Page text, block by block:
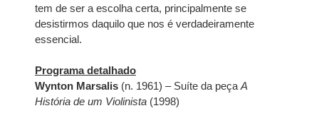
tem de ser a escolha certa, principalmente se
desistirmos daquilo que nos é verdadeiramente
essencial.
Programa detalhado
Wynton Marsalis(n. 1961) – Suíte da peça A
História de um Violinista(1998)